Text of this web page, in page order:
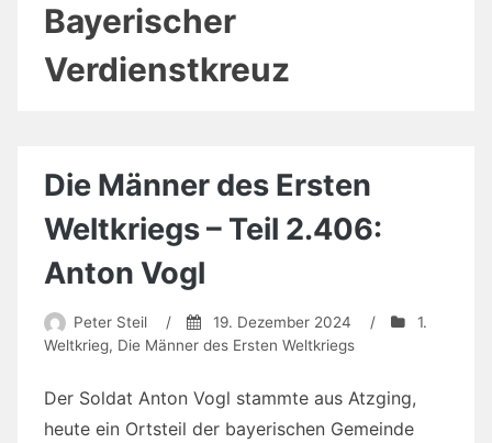
Bayerischer
Verdienstkreuz
Die Männer des Ersten
Weltkriegs – Teil 2.406:
Anton Vogl
Peter Steil / 19. Dezember 2024 /
1.
Weltkrieg, Die Männer des Ersten Weltkriegs
Der Soldat Anton Vogl stammte aus Atzging,
heute ein Ortsteil der bayerischen Gemeinde